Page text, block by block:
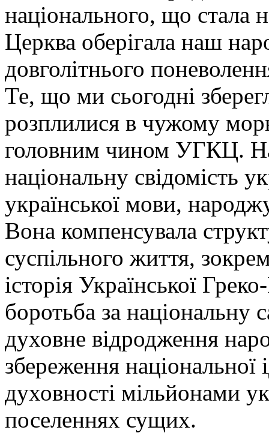
національного, що
Церква оберігала наш
довголітнього
Те, що ми сьогодні
розплилися в чужому
головним чином УГКЦ.
національну свідомість
української мови,
Вона компенсувала
суспільного життя,
історія Української
боротьба за національну
духовне відродження
збереження національної
духовності мільйонами
поселеннях сущих.